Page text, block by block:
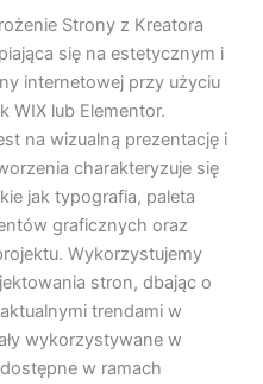
Strony z Kreatora
się na estetycznym i
internetowej przy użyciu
WIX lub Elementor.
na wizualną prezentację i
charakteryzuje się
jak typografia, paleta
graficznych oraz
Wykorzystujemy
stron, dbając o
trendami w
wykorzystywane w
w ramach